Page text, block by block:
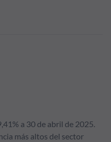
a 30 de abril de 2025.
más altos del sector